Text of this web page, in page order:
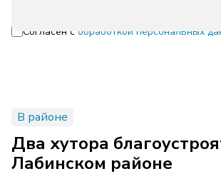
Согласен с обработкой персональных
В районе
Два хутора
Лабинском районе